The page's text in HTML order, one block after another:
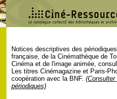
Notices descriptives des
française, de la Cinémathèque de
Cinéma et de l'image animée,
Les titres Cinémagazine et Paris-
coopération avec la BNF.
périodiques)